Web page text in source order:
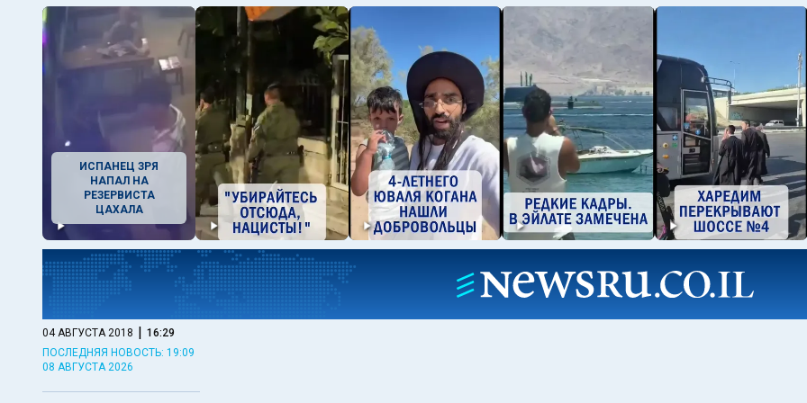
ИСПАНЕЦ ЗРЯ
НАПАЛ НА
РЕЗЕРВИСТА
ЦАХАЛА
04 АВГУСТА 2018 | 16:29
ПОСЛЕДНЯЯ НОВОСТЬ: 19:09
08 АВГУСТА 2026